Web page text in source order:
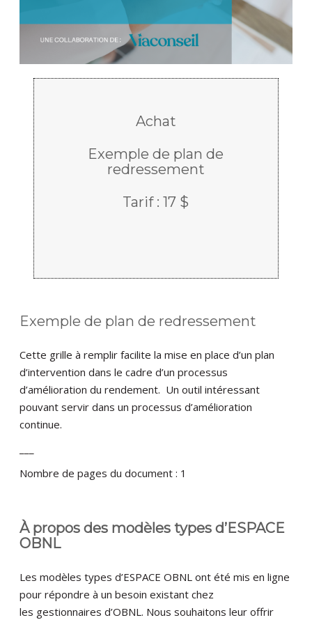
Achat
Exemple de plan de
redressement
Tarif : 17 $
Exemple de plan de redressement
Cette grille à remplir facilite la mise en place d’un plan
d’intervention dans le cadre d’un processus
d’amélioration du rendement. Un outil intéressant
pouvant servir dans un processus d’amélioration
continue.
Nombre de pages du document : 1
À propos des modèles types d’ESPACE
OBNL
Les modèles types d’ESPACE OBNL ont été mis en ligne
pour répondre à un besoin existant chez
les gestionnaires d’OBNL. Nous souhaitons leur offrir